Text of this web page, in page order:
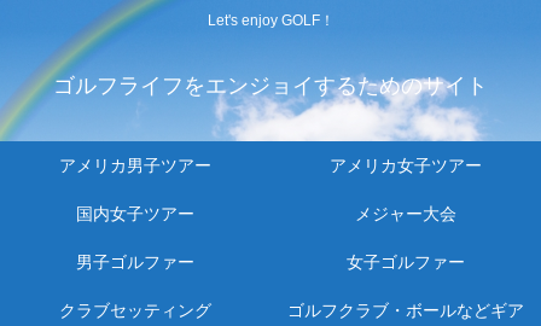
Let's enjoy GOLF！
ゴルフライフをエンジョイするためのサイト
アメリカ男子ツアー アメリカ女子ツアー
国内女子ツアー メジャー大会
男子ゴルファー 女子ゴルファー
クラブセッティング ゴルフクラブ・ボールなどギア